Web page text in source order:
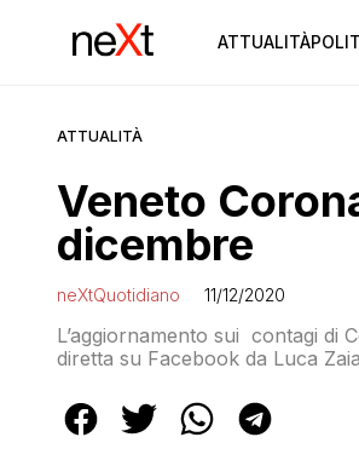
ATTUALITÀ
ATTUALITÀ
Veneto
dicembre
neXtQuotidiano 11/12/2020
L’aggiornamento sui contagi di
diretta su Facebook da Luca